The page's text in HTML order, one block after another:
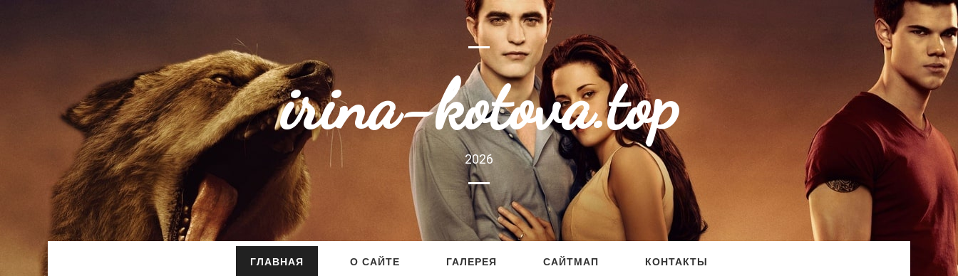
irina-kotova.top
2026
ГЛАВНАЯ О САЙТЕ ГАЛЕРЕЯ САЙТМАП КОНТАКТЫ